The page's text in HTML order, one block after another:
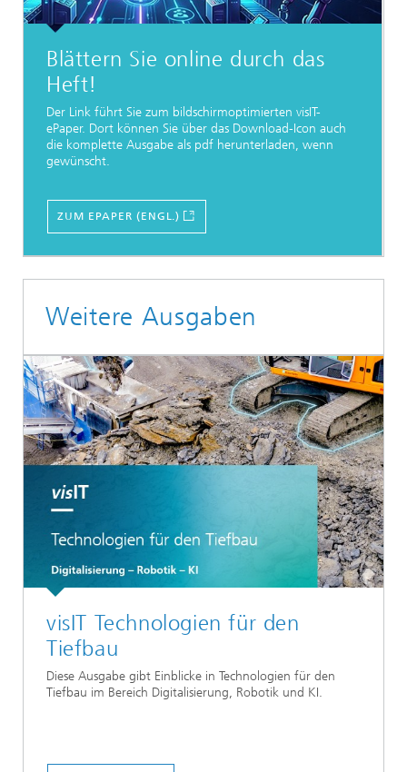
Blättern Sie online durch das
Heft!
Der Link führt Sie zum bildschirmoptimierten visIT-
ePaper. Dort können Sie über das Download-Icon auch
die komplette Ausgabe als pdf herunterladen, wenn
gewünscht.
ZUM EPAPER (ENGL.)
Weitere Ausgaben
visIT Technologien für den
Tiefbau
Diese Ausgabe gibt Einblicke in Technologien für den
Tiefbau im Bereich Digitalisierung, Robotik und KI.